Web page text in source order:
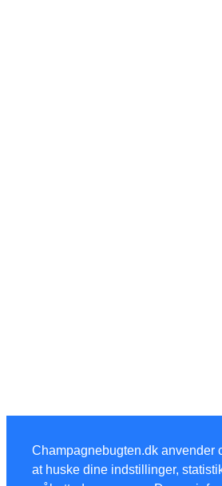
Champagnebugten.dk anvender
at huske dine indstillinger,